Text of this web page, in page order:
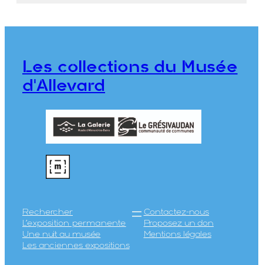
Les collections du Musée
d'Allevard
Rechercher
L’exposition permanente
Une nuit au musée
Les anciennes expositions
Contactez-nous
Proposez un don
Mentions légales